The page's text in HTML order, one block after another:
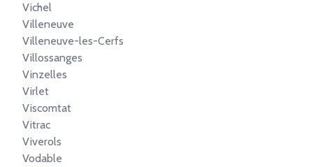
Vichel
Villeneuve
Villeneuve-les-Cerfs
Villossanges
Vinzelles
Virlet
Viscomtat
Vitrac
Viverols
Vodable